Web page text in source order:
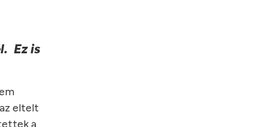
Ez is
eltelt
a